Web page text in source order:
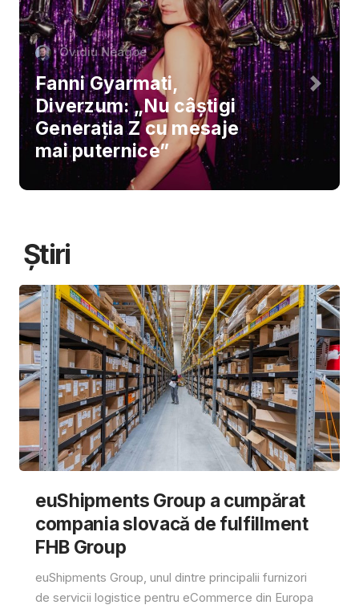
Ovidiu Neagoe
Fanni Gyarmati,
Diverzum: „Nu câștigi
Generația Z cu mesaje
mai puternice”
Știri
euShipments Group a cumpărat
compania slovacă de fulfillment
FHB Group
euShipments Group, unul dintre principalii furnizori
de servicii logistice pentru eCommerce din Europa